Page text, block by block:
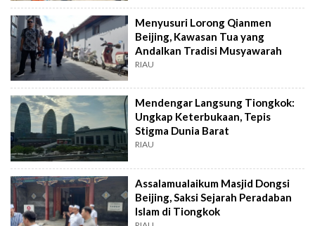
Menyusuri Lorong Qianmen
Beijing, Kawasan Tua yang
Andalkan Tradisi Musyawarah
RIAU
Mendengar Langsung Tiongkok:
Ungkap Keterbukaan, Tepis
Stigma Dunia Barat
RIAU
Assalamualaikum Masjid Dongsi
Beijing, Saksi Sejarah Peradaban
Islam di Tiongkok